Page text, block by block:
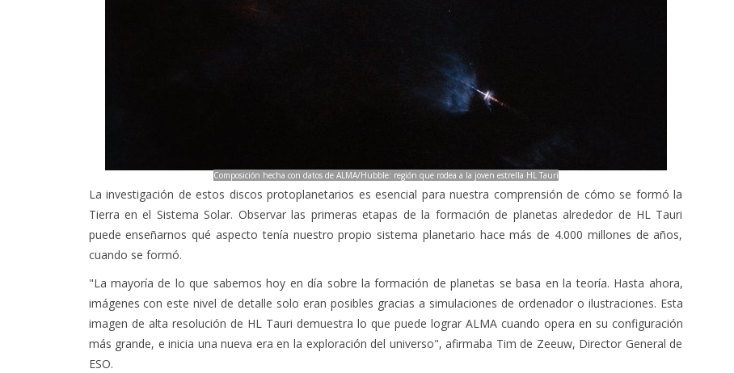
Composición hecha con datos de ALMA/Hubble: región que rodea a la joven estrella HL Tauri
La investigación de estos discos protoplanetarios es esencial para nuestra comprensión de cómo se formó la
Tierra en el Sistema Solar. Observar las primeras etapas de la formación de planetas alrededor de HL Tauri
puede enseñarnos qué aspecto tenía nuestro propio sistema planetario hace más de 4.000 millones de años,
cuando se formó.
"La mayoría de lo que sabemos hoy en día sobre la formación de planetas se basa en la teoría. Hasta ahora,
imágenes con este nivel de detalle solo eran posibles gracias a simulaciones de ordenador o ilustraciones. Esta
imagen de alta resolución de HL Tauri demuestra lo que puede lograr ALMA cuando opera en su configuración
más grande, e inicia una nueva era en la exploración del universo", afirmaba Tim de Zeeuw, Director General de
ESO.